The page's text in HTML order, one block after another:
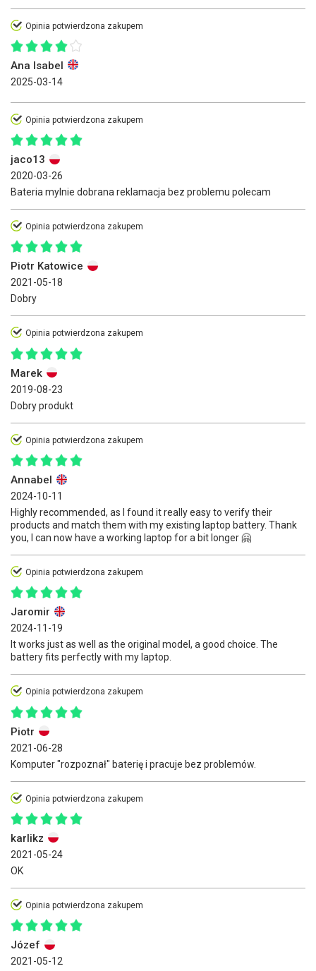
Opinia potwierdzona zakupem
Ana Isabel
2025-03-14
Opinia potwierdzona zakupem
jaco13
2020-03-26
Bateria mylnie dobrana reklamacja bez problemu polecam
Opinia potwierdzona zakupem
Piotr Katowice
2021-05-18
Dobry
Opinia potwierdzona zakupem
Marek
2019-08-23
Dobry produkt
Opinia potwierdzona zakupem
Annabel
2024-10-11
Highly recommended, as I found it really easy to verify their
products and match them with my existing laptop battery. Thank
you, I can now have a working laptop for a bit longer 🤗
Opinia potwierdzona zakupem
Jaromir
2024-11-19
It works just as well as the original model, a good choice. The
battery fits perfectly with my laptop.
Opinia potwierdzona zakupem
Piotr
2021-06-28
Komputer "rozpoznał" baterię i pracuje bez problemów.
Opinia potwierdzona zakupem
karlikz
2021-05-24
OK
Opinia potwierdzona zakupem
Józef
2021-05-12